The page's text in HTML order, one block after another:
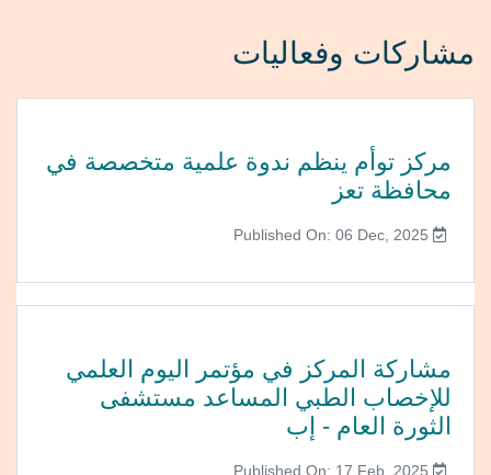
مشاركات وفعاليات
مركز توأم ينظم ندوة علمية متخصصة في
محافظة تعز
مشاركة المركز في مؤتمر اليوم العلمي
للإخصاب الطبي المساعد مستشفى
الثورة العام - إب